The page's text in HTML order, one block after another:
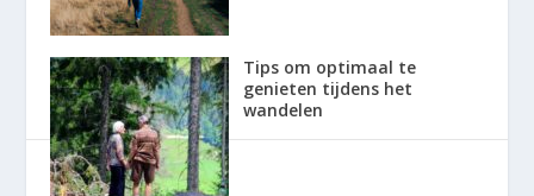
Tips om optimaal te
genieten tijdens het
wandelen